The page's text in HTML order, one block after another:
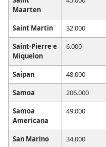
Maarten
Saint Martin 32.000
Saint-Pierre e
Miquelon
6.000
Saipan 48.000
Samoa
206.000
Samoa
Americana
49.000
San Marino 34.000